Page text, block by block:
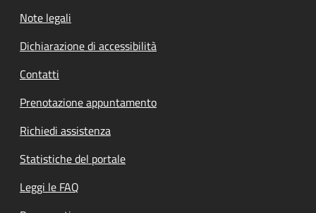
Note legali
Dichiarazione di accessibilità
Contatti
Prenotazione appuntamento
Richiedi assistenza
Statistiche del portale
Leggi le FAQ